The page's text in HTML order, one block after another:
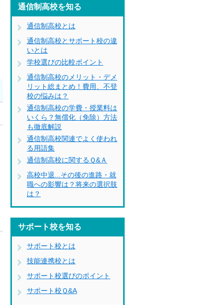
通信制高校を知る
通信制高校とは
通信制高校とサポート校の違
いとは
学校選びの比較ポイント
通信制高校のメリット・デメ
リット総まとめ！費用、不登
校の悩みは？
通信制高校の学費・授業料は
いくら？無償化（免除）方法
も徹底解説
通信制高校関連でよく使われ
る用語集
通信制高校に関するＱ&Ａ
高校中退...その後の進路・就
職への影響は？将来の選択肢
は？
サポート校を知る
サポート校とは
技能連携校とは
サポート校選びのポイント
サポート校Ｑ&A